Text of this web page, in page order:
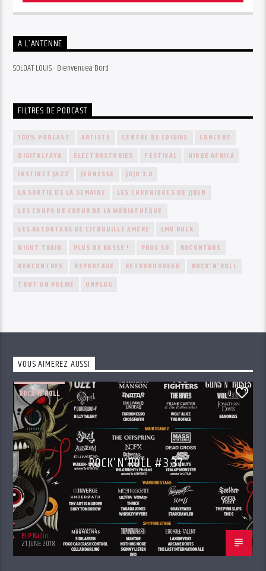
A L’ANTENNE
SOLDAT LOUIS - Bienvenueà Bord
FILTRES DE PODCAST
100% PODCAST ARTISTE CENTRE DE LOISIRS
CONCERT
DIGITALFAYA
ELECTROSTORIES FESTIVAL
HIRDÉ AFRICA
INSTINCT JAZZ
JEUNESSE
JOJO 3.0
LA SORTIE DE LA SEMAINE
LES CHRONIQUES DE JJBEN
LES COUPS DE COEUR DE LA MÉDIATHÈQUE
LES RACONTARS DE CITROUILLE AMÈRE
LMV ROCK
NIGHT TRAIN
PLUS DE BASSE ! PROG 50
RACONTARS
RENCONTRES
REPORTAGE RETRONOUVEAU
ROCK'N'ROLL
TOUT UN POÈME
UNPLUG
VOUS AIMEREZ AUSSI
ROCK'N'ROLL 0
ROCK’N’ROLL #3.37
BLP Radio
21 JUNE 2018